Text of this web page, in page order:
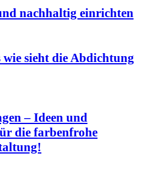
nachhaltig einrichten
sieht die Abdichtung
– Ideen und
die farbenfrohe